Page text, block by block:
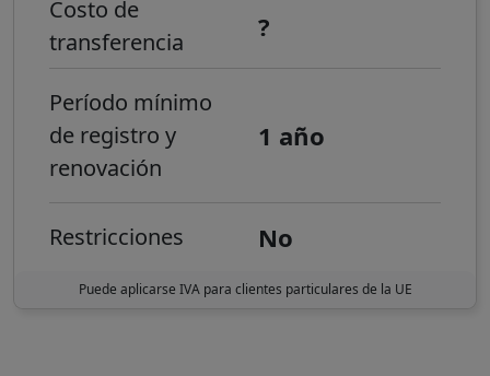
Costo de
transferencia
?
Período mínimo
de registro y
renovación
1 año
Restricciones No
Puede aplicarse IVA para clientes particulares de la UE